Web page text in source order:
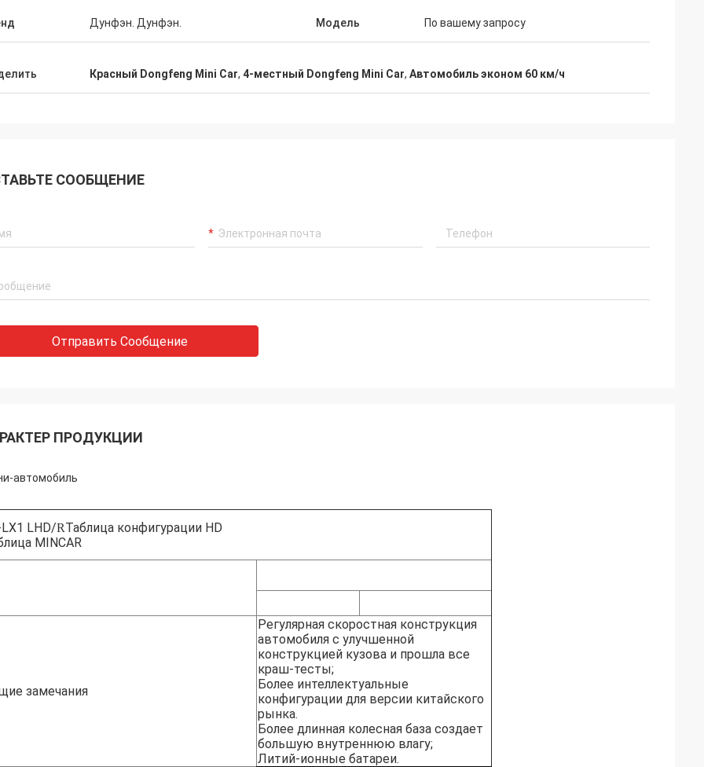
Дунфэн. Дунфэн. Модель По вашему запросу
Красный Dongfeng Mini Car, 4-местный Dongfeng Mini Car, Автомобиль эконом 60 км/ч
СООБЩЕНИЕ
Отправить Сообщение
ПРОДУКЦИИ
автомобиль
LHD/RТаблица конфигурации HD
MINCAR
замечания
Регулярная скоростная конструкция
автомобиля с улучшенной
конструкцией кузова и прошла все
краш-тесты;
Более интеллектуальные
конфигурации для версии китайского
рынка.
Более длинная колесная база создает
большую внутреннюю влагу;
Литий-ионные батареи.